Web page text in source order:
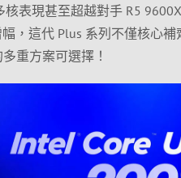
核表現甚至超越對手 R5
，這代 Plus 系列不僅核心
重方案可選擇！